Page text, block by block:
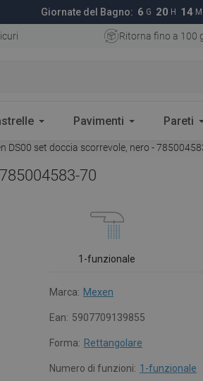
Giornate del Bagno: 6 G 20 H 14 M
Ritorna fino a 100
Pavimenti Pareti
DS00 set doccia scorrevole, nero -
70
1-funzionale
Marca: Mexen
Ean: 5907709139855
Forma: Rettangolare
Numero di funzioni: 1-funzionale